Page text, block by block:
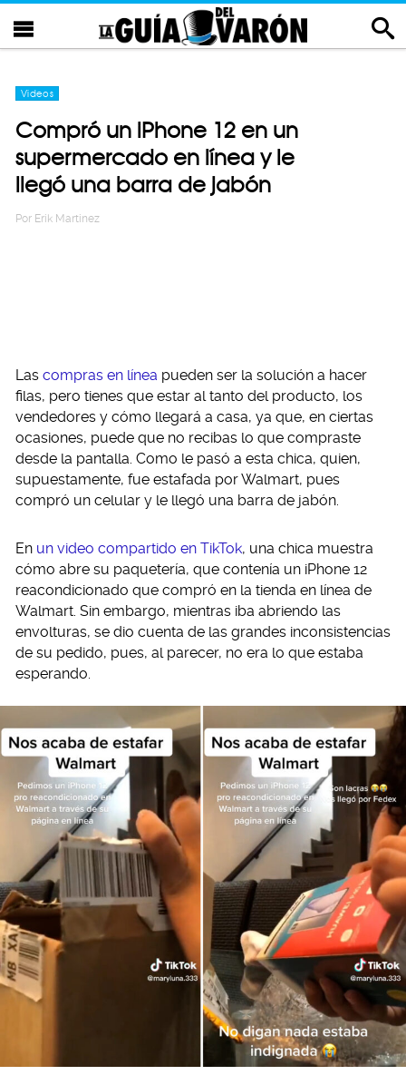
Videos
Compró un iPhone 12 en un
supermercado en línea y le
llegó una barra de jabón
Por Erik Martinez
Las compras en línea pueden ser la solución a hacer
filas, pero tienes que estar al tanto del producto, los
vendedores y cómo llegará a casa, ya que, en ciertas
ocasiones, puede que no recibas lo que compraste
desde la pantalla. Como le pasó a esta chica, quien,
supuestamente, fue estafada por Walmart, pues
compró un celular y le llegó una barra de jabón.
En un video compartido en TikTok, una chica muestra
cómo abre su paquetería, que contenía un iPhone 12
reacondicionado que compró en la tienda en línea de
Walmart. Sin embargo, mientras iba abriendo las
envolturas, se dio cuenta de las grandes inconsistencias
de su pedido, pues, al parecer, no era lo que estaba
esperando.